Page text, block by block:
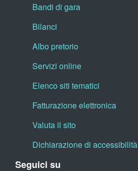
Bandi di gara
Bilanci
Albo pretorio
Servizi online
Elenco siti tematici
Fatturazione elettronica
Valuta il sito
Dichiarazione di accessibilità
Seguici su